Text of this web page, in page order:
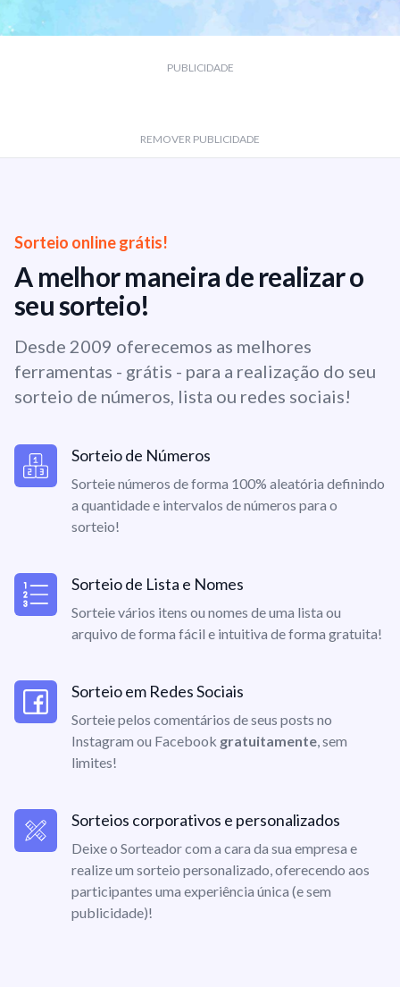
PUBLICIDADE
REMOVER PUBLICIDADE
Sorteio online grátis!
A melhor maneira de realizar o
seu sorteio!
Desde 2009 oferecemos as melhores
ferramentas - grátis - para a realização do seu
sorteio de números, lista ou redes sociais!
Sorteio de Números
Sorteie números de forma 100% aleatória definindo
a quantidade e intervalos de números para o
sorteio!
Sorteio de Lista e Nomes
Sorteie vários itens ou nomes de uma lista ou
arquivo de forma fácil e intuitiva de forma gratuita!
Sorteio em Redes Sociais
Sorteie pelos comentários de seus posts no
Instagram ou Facebook gratuitamente, sem
limites!
Sorteios corporativos e personalizados
Deixe o Sorteador com a cara da sua empresa e
realize um sorteio personalizado, oferecendo aos
participantes uma experiência única (e sem
publicidade)!